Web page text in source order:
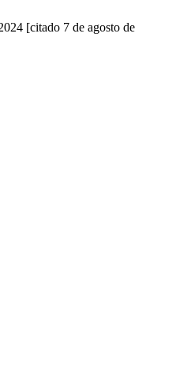
[citado 7 de agosto de